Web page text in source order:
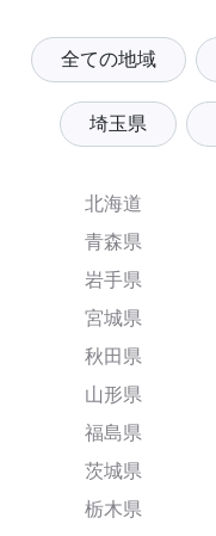
全ての地域
埼玉県
北海道
青森県
岩手県
宮城県
秋田県
山形県
福島県
茨城県
栃木県